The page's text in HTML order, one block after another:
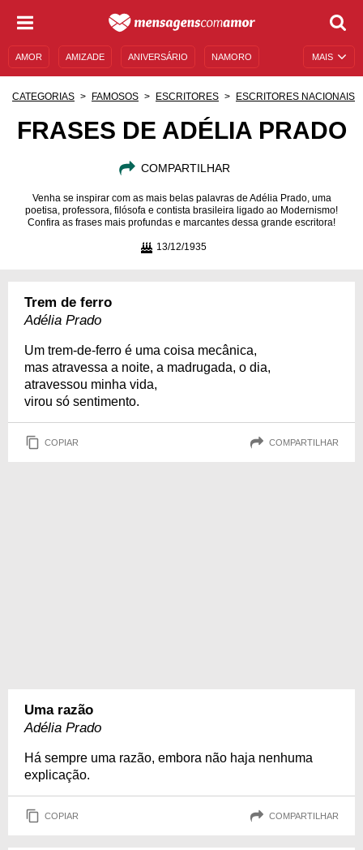
MAIS
AMOR AMIZADE ANIVERSÁRIO NAMORO
DESCULPAS
CATEGORIAS FAMOSOS ESCRITORES ESCRITORES NACIONAIS
FRASES DE ADÉLIA PRADO
COMPARTILHAR
Venha se inspirar com as mais belas palavras de Adélia Prado, uma
poetisa, professora, filósofa e contista brasileira ligado ao Modernismo!
Confira as frases mais profundas e marcantes dessa grande escritora!
13/12/1935
Trem de ferro
Adélia Prado
Um trem-de-ferro é uma coisa mecânica,
mas atravessa a noite, a madrugada, o dia,
atravessou minha vida,
virou só sentimento.
COPIAR COMPARTILHAR
Uma razão
Adélia Prado
Há sempre uma razão, embora não haja nenhuma
explicação.
COPIAR COMPARTILHAR